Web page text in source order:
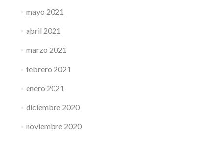
mayo 2021
abril 2021
marzo 2021
febrero 2021
enero 2021
diciembre 2020
noviembre 2020